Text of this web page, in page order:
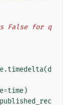
.timedelta(d
=time)